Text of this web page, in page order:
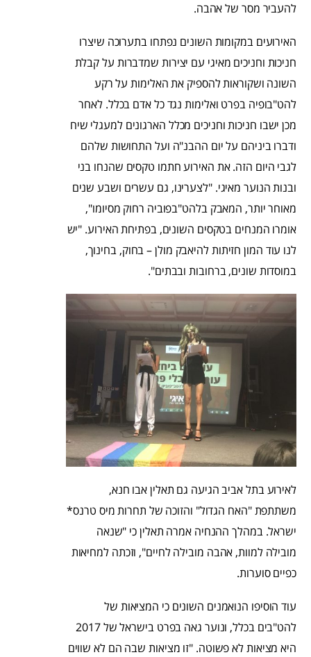
להעביר מסר של אהבה.
האירועים במקומות השונים נפתחו בתערוכה שיצרו
חניכות וחניכים מאיגי עם יצירות שמדברות על קבלת
השונה ושקוראות להספיק את האלימות על רקע
להט"בופיה בפרט ואלימות נגד כל אדם בכלל. לאחר
מכן ישבו חניכות וחניכים מכלל הארגונים למעגלי שיח
ודברו ביניהם על יום ההבנ"ה ועל התחושות שלהם
לגבי היום הזה. את האירוע חתמו טקסים שהנחו בני
ובנות הנוער מאיגי. "לצערינו, גם עשרים ושבע שנים
מאוחר יותר, המאבק בלהט"בפוביה רחוק מסיומו",
אומרו המנחים בטקסים השונים, בפתיחת האירוע. "יש
לנו עוד המון חזיתות להיאבק מולן – בחוק, בחינוך,
במוסדות שונים, ברחובות ובבתים".
לאירוע בתל אביב הגיעה גם תאלין אבו חנא,
משתתפת "האח הגדול" והזוכה של תחרות מיס טרנס*
ישראל. במהלך ההנחיה אמרה תאלין כי "שנאה
מובילה למוות, אהבה מובילה לחיים", וזכתה למחיאות
כפיים סוערות.
עוד הוסיפו הנואמנים השונים כי המציאות של
להט"בים בכלל, ונוער גאה בפרט בישראל של 2017
היא מציאות לא פשוטה. "זו מציאות שבה הם לא שווים